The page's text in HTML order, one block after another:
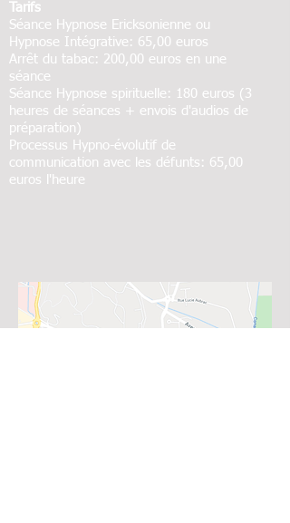
Tarifs
Séance Hypnose Ericksonienne ou
Hypnose Intégrative: 65,00 euros
Arrêt du tabac: 200,00 euros en une
séance
Séance Hypnose spirituelle: 180 euros (3
heures de séances + envois d'audios de
préparation)
Processus Hypno-évolutif de
communication avec les défunts: 65,00
euros l'heure